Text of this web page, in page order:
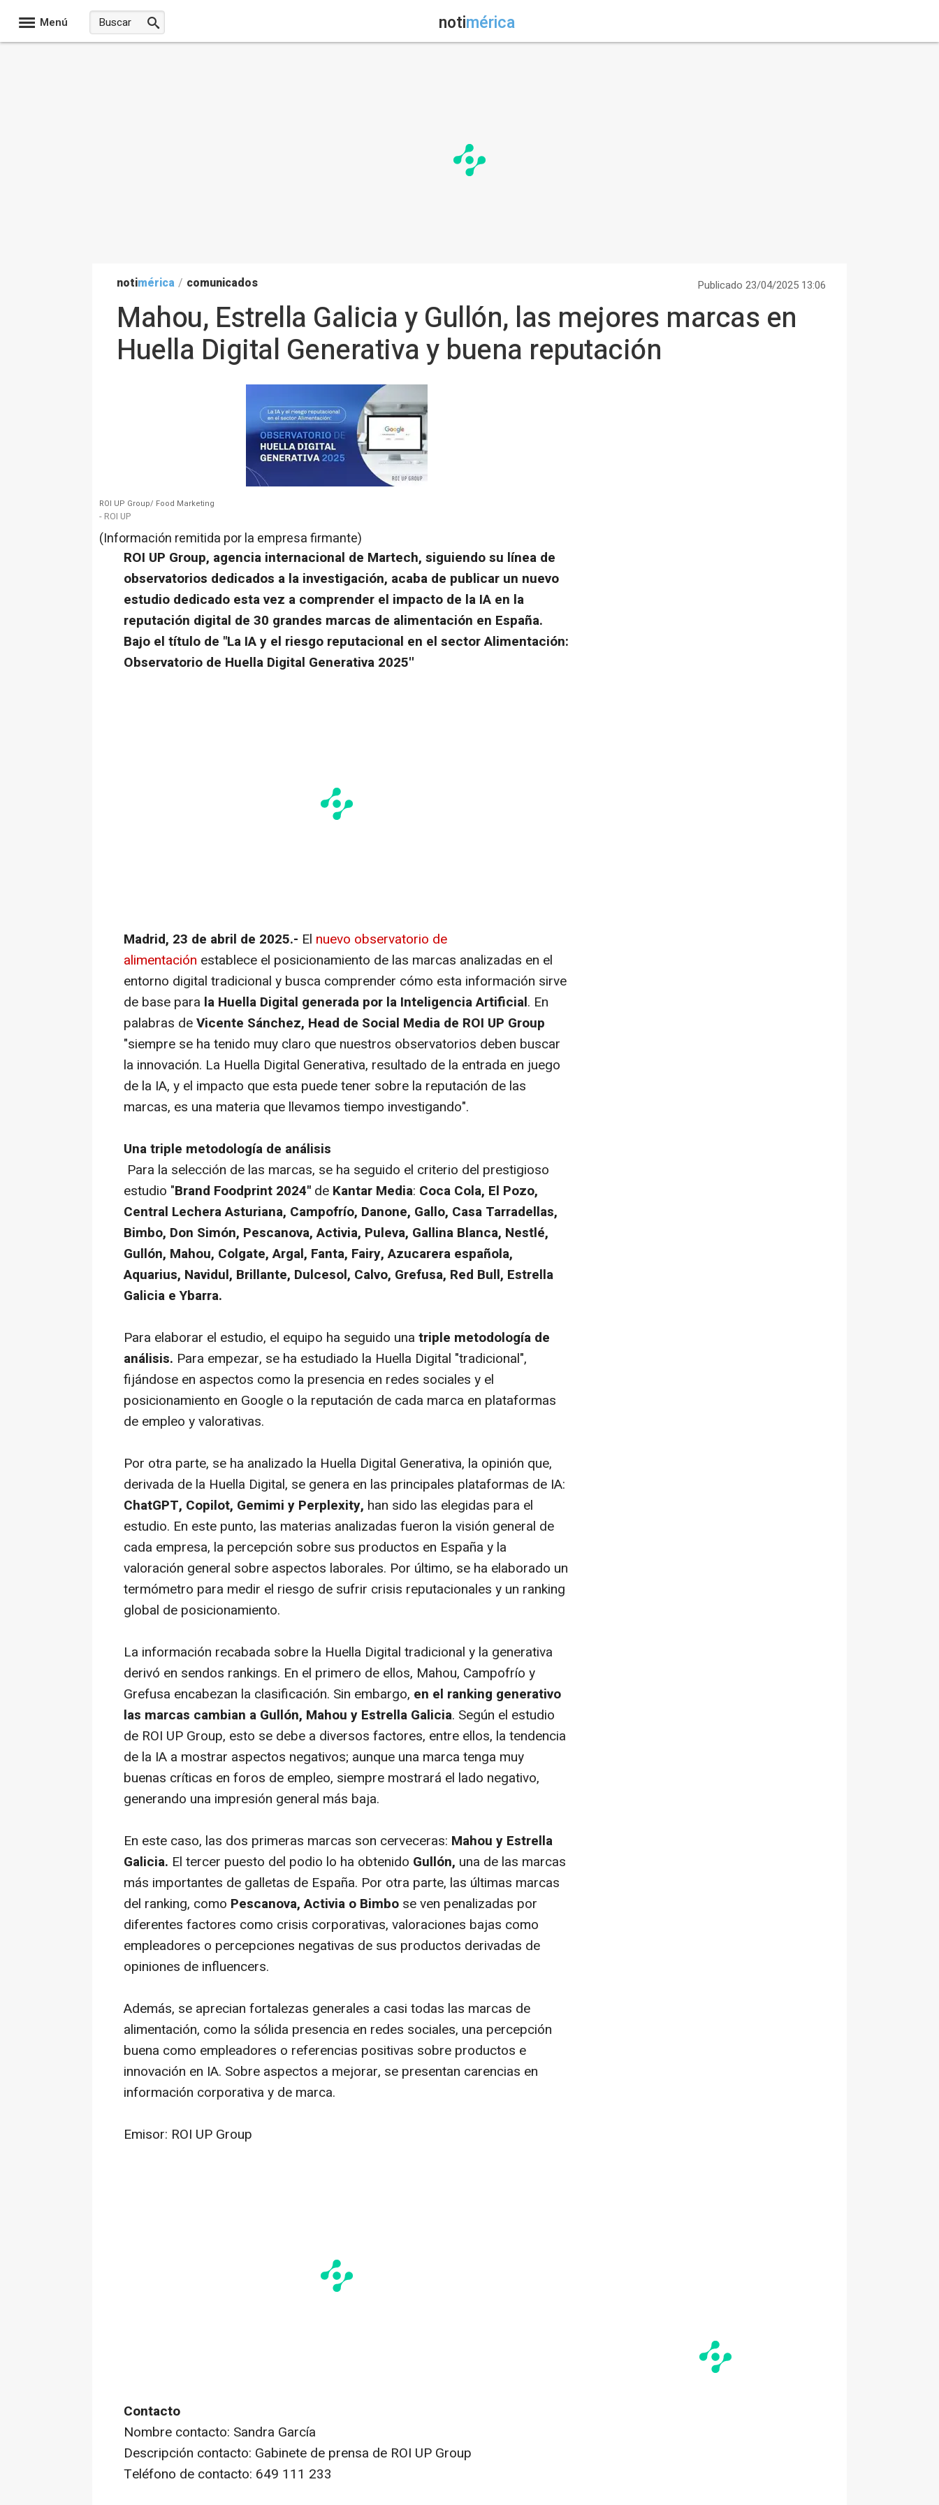
Menú notimérica
notimérica / comunicados Publicado 23/04/2025 13:06
Mahou, Estrella Galicia y Gullón, las mejores marcas en
Huella Digital Generativa y buena reputación
ROI UP Group/ Food Marketing
- ROI UP
(Información remitida por la empresa firmante)
ROI UP Group, agencia internacional de Martech, siguiendo su línea de
observatorios dedicados a la investigación, acaba de publicar un nuevo
estudio dedicado esta vez a comprender el impacto de la IA en la
reputación digital de 30 grandes marcas de alimentación en España.
Bajo el título de "La IA y el riesgo reputacional en el sector Alimentación:
Observatorio de Huella Digital Generativa 2025''
Madrid, 23 de abril de 2025.- El nuevo observatorio de
alimentación establece el posicionamiento de las marcas analizadas en el
entorno digital tradicional y busca comprender cómo esta información sirve
de base para la Huella Digital generada por la Inteligencia Artificial. En
palabras deVicente Sánchez, Head de Social Media de ROI UP Group
"siempre se ha tenido muy claro que nuestros observatorios deben buscar
la innovación. La Huella Digital Generativa, resultado de la entrada en juego
de la IA, y el impacto que esta puede tener sobre la reputación de las
marcas, es una materia que llevamos tiempo investigando".
Una triple metodología de análisis
Para la selección de las marcas, se ha seguido el criterio del prestigioso
estudio "Brand Foodprint 2024" de Kantar Media: Coca Cola, El Pozo,
Central Lechera Asturiana, Campofrío, Danone, Gallo, Casa Tarradellas,
Bimbo, Don Simón, Pescanova, Activia, Puleva, Gallina Blanca, Nestlé,
Gullón, Mahou, Colgate, Argal, Fanta, Fairy, Azucarera española,
Aquarius, Navidul, Brillante, Dulcesol, Calvo, Grefusa, Red Bull, Estrella
Galicia e Ybarra.
Para elaborar el estudio, el equipo ha seguido una triple metodología de
análisis. Para empezar, se ha estudiado la Huella Digital "tradicional",
fijándose en aspectos como la presencia en redes sociales y el
posicionamiento en Google o la reputación de cada marca en plataformas
de empleo y valorativas.
Por otra parte, se ha analizado la Huella Digital Generativa, la opinión que,
derivada de la Huella Digital, se genera en las principales plataformas de IA:
ChatGPT, Copilot, Gemimi y Perplexity, han sido las elegidas para el
estudio. En este punto, las materias analizadas fueron la visión general de
cada empresa, la percepción sobre sus productos en España y la
valoración general sobre aspectos laborales. Por último, se ha elaborado un
termómetro para medir el riesgo de sufrir crisis reputacionales y un ranking
global de posicionamiento.
La información recabada sobre la Huella Digital tradicional y la generativa
derivó en sendos rankings. En el primero de ellos, Mahou, Campofrío y
Grefusa encabezan la clasificación. Sin embargo, en el ranking generativo
las marcas cambian a Gullón, Mahou y Estrella Galicia. Según el estudio
de ROI UP Group, esto se debe a diversos factores, entre ellos, la tendencia
de la IA a mostrar aspectos negativos; aunque una marca tenga muy
buenas críticas en foros de empleo, siempre mostrará el lado negativo,
generando una impresión general más baja.
En este caso, las dos primeras marcas son cerveceras: Mahou y Estrella
Galicia. El tercer puesto del podio lo ha obtenido Gullón, una de las marcas
más importantes de galletas de España. Por otra parte, las últimas marcas
del ranking, como Pescanova, Activia o Bimbo se ven penalizadas por
diferentes factores como crisis corporativas, valoraciones bajas como
empleadores o percepciones negativas de sus productos derivadas de
opiniones de influencers.
Además, se aprecian fortalezas generales a casi todas las marcas de
alimentación, como la sólida presencia en redes sociales, una percepción
buena como empleadores o referencias positivas sobre productos e
innovación en IA. Sobre aspectos a mejorar, se presentan carencias en
información corporativa y de marca.
Emisor: ROI UP Group
Contacto
Nombre contacto: Sandra García
Descripción contacto: Gabinete de prensa de ROI UP Group
Teléfono de contacto: 649 111 233